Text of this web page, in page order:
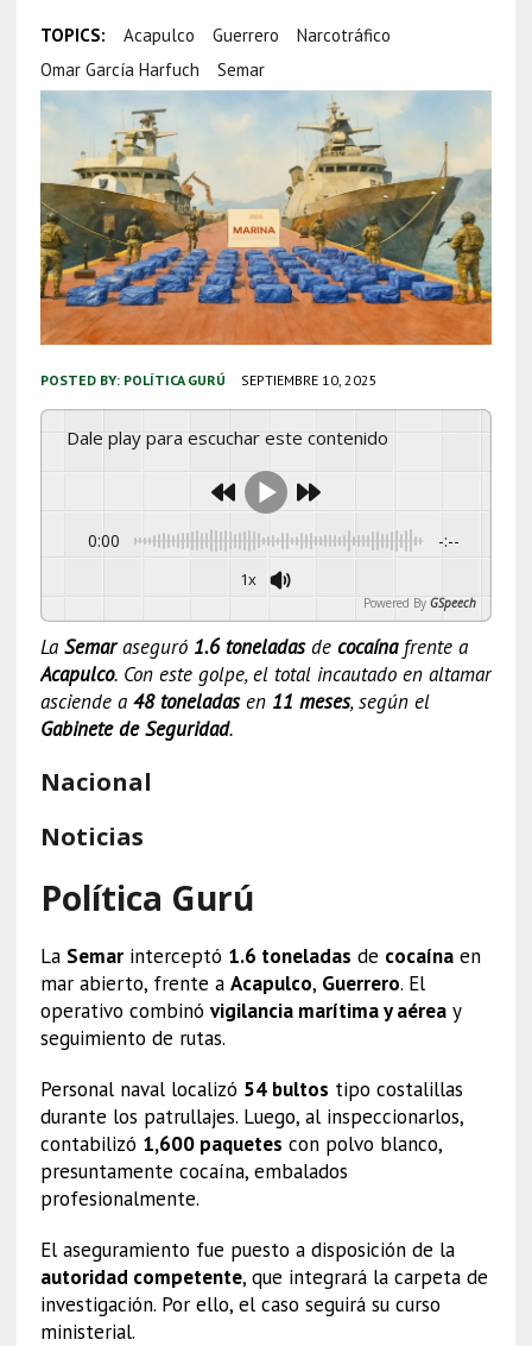
TOPICS: Acapulco Guerrero
Narcotráfico
Omar García Harfuch
Semar
POSTED BY: POLÍTICA GURÚ SEPTIEMBRE 10, 2025
Dale play para escuchar este contenido
0:00 -:--
1x
Powered By GSpeech
La Semaraseguró 1.6 toneladasde cocaínafrente a
Acapulco. Con este golpe, el total incautado en altamar
asciende a 48 toneladasen 11 meses, según el
Gabinete de Seguridad.
Nacional
Noticias
Política Gurú
La Semarinterceptó 1.6 toneladas de cocaínaen
mar abierto, frente a Acapulco, Guerrero. El
operativo combinó vigilancia marítima y aéreay
seguimiento de rutas.
Personal naval localizó 54 bultos tipo costalillas
durante los patrullajes. Luego, al inspeccionarlos,
contabilizó 1,600 paquetes con polvo blanco,
presuntamente cocaína, embalados
profesionalmente.
El aseguramiento fue puesto a disposición de la
autoridad competente, que integrará la carpeta de
investigación. Por ello, el caso seguirá su curso
ministerial.